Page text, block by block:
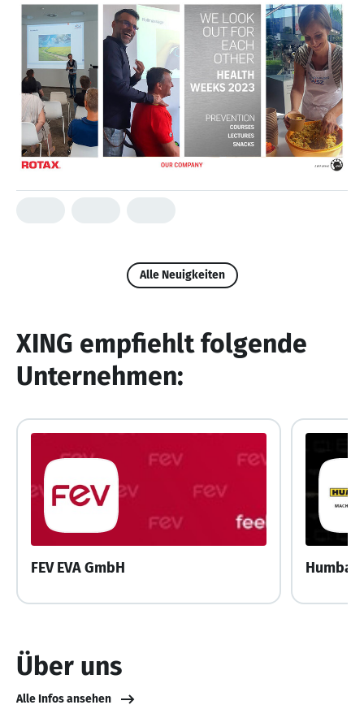
Alle Neuigkeiten
XING empfiehlt folgende
Unternehmen:
FEV EVA GmbH
Über uns
Alle Infos ansehen